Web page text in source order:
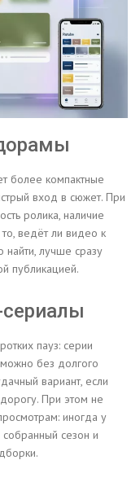
более компактные
вход в сюжет. При
ролика, наличие
то, ведёт ли видео к
лучше сразу
публикацией.
пауз: серии
без долгого
вариант, если
При этом не
иногда у
сезон и